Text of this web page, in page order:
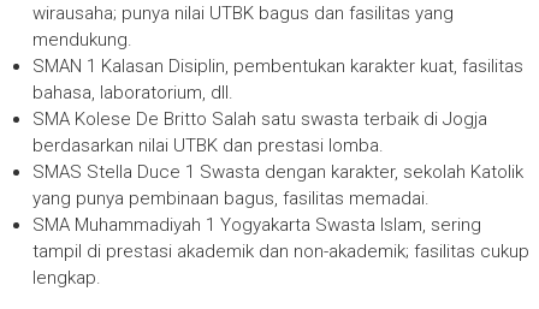
wirausaha; punya nilai UTBK bagus dan fasilitas yang
mendukung.
SMAN 1 Kalasan Disiplin, pembentukan karakter kuat, fasilitas
bahasa, laboratorium, dll.
SMA Kolese De Britto Salah satu swasta terbaik di Jogja
berdasarkan nilai UTBK dan prestasi lomba.
SMAS Stella Duce 1 Swasta dengan karakter, sekolah Katolik
yang punya pembinaan bagus, fasilitas memadai.
SMA Muhammadiyah 1 Yogyakarta Swasta Islam, sering
tampil di prestasi akademik dan non-akademik; fasilitas cukup
lengkap.